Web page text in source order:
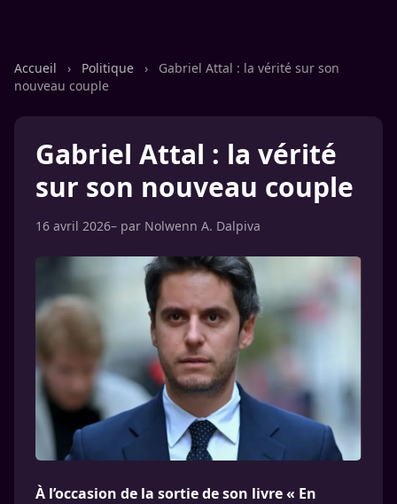
Accueil › Politique ›
Gabriel Attal : la vérité sur son
nouveau couple
Gabriel Attal : la vérité
sur son nouveau couple
16 avril 2026– par Nolwenn A. Dalpiva
À l’occasion de la sortie de son livre « En